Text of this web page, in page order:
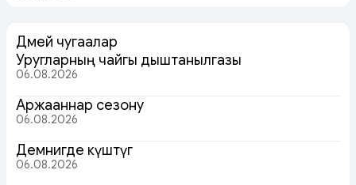
Дөмей чугаалар
Уругларның чайгы дыштанылгазы
06.08.2026
Аржааннар сезону
06.08.2026
Демнигде күштүг
06.08.2026